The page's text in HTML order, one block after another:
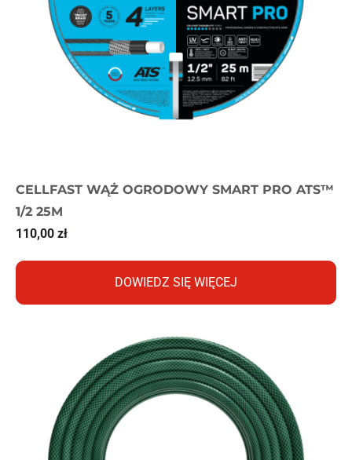
CELLFAST WĄŻ OGRODOWY SMART PRO ATS™
1/2 25M
110,00 zł
DOWIEDZ SIĘ WIĘCEJ